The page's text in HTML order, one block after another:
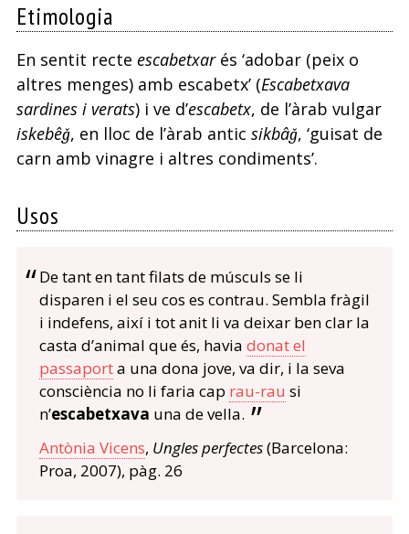
Etimologia
En sentit recte escabetxarés ‘adobar (peix o
altres menges) amb escabetx’ (Escabetxava
sardines i verats) i ve d’escabetx, de l’àrab vulgar
iskebêǧ, en lloc de l’àrab antic sikbâǧ, ‘guisat de
carn amb vinagre i altres condiments’.
Usos
De tant en tant filats de músculs se li
disparen i el seu cos es contrau. Sembla fràgil
i indefens, així i tot anit li va deixar ben clar la
casta d’animal que és, havia donat el
passaporta una dona jove, va dir, i la seva
consciència no li faria cap rau-rau si
n’escabetxava una de vella.
Antònia Vicens, Ungles perfectes(Barcelona:
Proa, 2007), pàg. 26